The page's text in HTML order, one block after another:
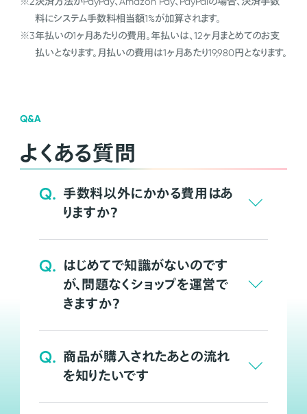
料にシステム手数料相当額1%が加算されます。
※3年払いの1ヶ月あたりの費用。年払いは、12ヶ月まとめてのお支
払いとなります。月払いの費用は1ヶ月あたり19,980円となります。
Q&A
よくある質問
Q. 手数料以外にかかる費用はあ
りますか？
Q. はじめてで知識がないのです
が、問題なくショップを運営で
きますか？
Q. 商品が購入されたあとの流れ
を知りたいです